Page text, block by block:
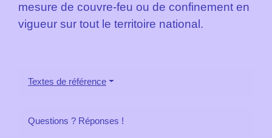
mesure de couvre-feu ou de confinement en
vigueur sur tout le territoire national.
Textes de référence
Questions ? Réponses !